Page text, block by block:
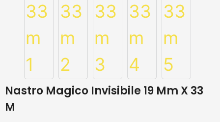
Nastro Magico Invisibile 19 Mm X 33
M